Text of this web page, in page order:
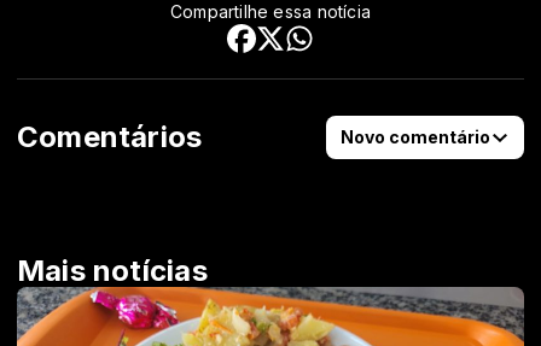
Compartilhe essa notícia
Comentários Novo comentário
Mais notícias